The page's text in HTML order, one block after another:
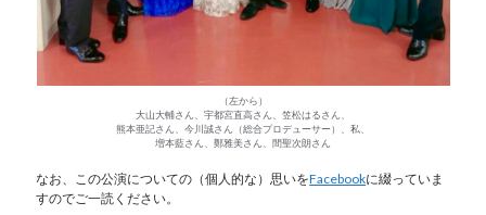
（左から）
大山大輔さん、宇都宮直高さん、笠松はるさん、
熊本亜記さん、今川誠さん（総合プロデューサー）、私、
増本藍さん、鄭雅美さん、間聖次朗さん
なお、この公演についての（個人的な）思いをFacebookに綴っていま
すのでご一読ください。